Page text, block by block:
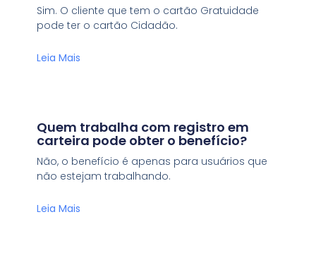
Sim. O cliente que tem o cartão Gratuidade
pode ter o cartão Cidadão.
Leia Mais
Quem trabalha com registro em
carteira pode obter o benefício?
Não, o benefício é apenas para usuários que
não estejam trabalhando.
Leia Mais